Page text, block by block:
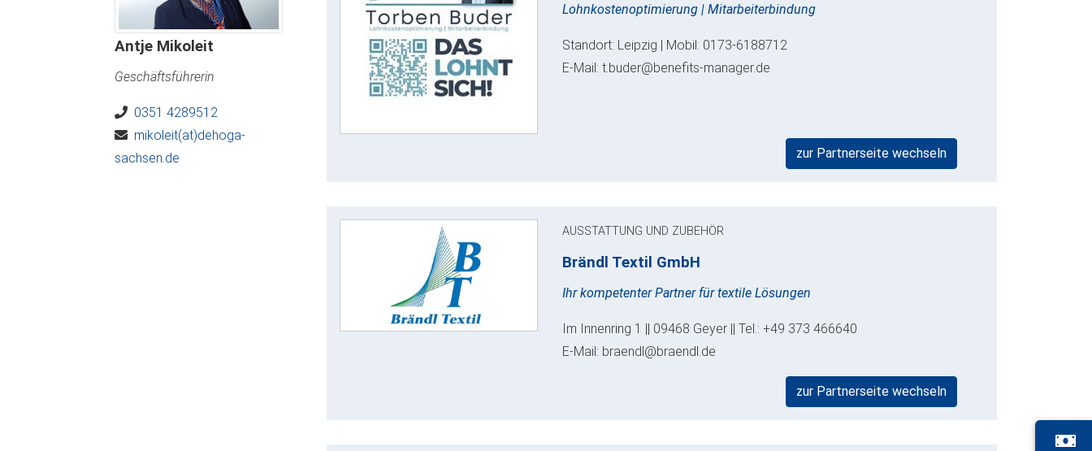
Antje Mikoleit
Geschäftsführerin
0351 4289512
mikoleit(at)dehoga-
sachsen.de
Lohnkostenoptimierung | Mitarbeiterbindung
Standort: Leipzig | Mobil: 0173-6188712
E-Mail: t.buder@benefits-manager.de
zur Partnerseite wechseln
AUSSTATTUNG UND ZUBEHÖR
Brändl Textil GmbH
Ihr kompetenter Partner für textile Lösungen
Im Innenring 1 || 09468 Geyer || Tel.: +49 373 466640
E-Mail: braendl@braendl.de
zur Partnerseite wechseln